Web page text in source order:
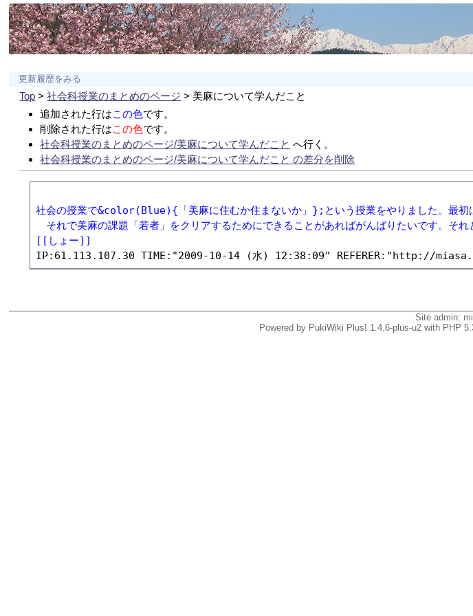
更新履歴をみる
Top >社会科授業のまとめのページ > 美麻について学んだこと
追加された行はこの色です。
削除された行はこの色です。
社会科授業のまとめのページ/美麻について学んだこと へ行く。
社会科授業のまとめのページ/美麻について学んだこと の差分を削除
社会の授業で&color(Blue){「美麻に住むか住まないか」};という授業をやりました。最初
それで美麻の課題「若者」をクリアするためにできることがあればがんばりたいです
[[しょー]]
Site admin:
Powered by PukiWiki Plus! 1.4.6-plus-u2 with PHP